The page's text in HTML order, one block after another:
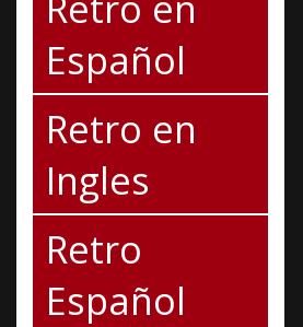
Español
Retro en
Ingles
Retro
Español